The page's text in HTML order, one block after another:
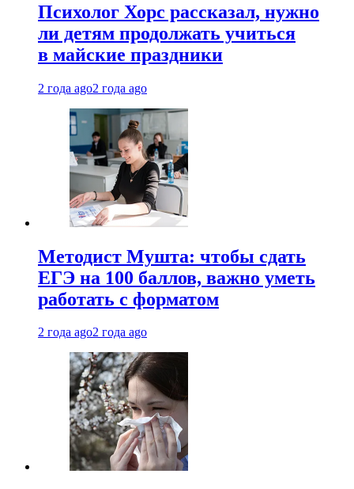
Психолог Хорс рассказал, нужно
ли детям продолжать учиться
в майские праздники
2 года ago2 года ago
Методист Мушта: чтобы сдать
ЕГЭ на 100 баллов, важно уметь
работать с форматом
2 года ago2 года ago